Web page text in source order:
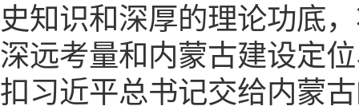
史知识和深厚的理论功底
深远考量和内蒙古建设定
扣习近平总书记交给内蒙